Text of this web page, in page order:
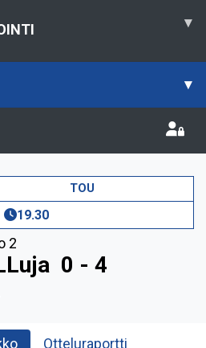
▾
▾
TOU
19.30
2
0 - 4
Otteluraportti